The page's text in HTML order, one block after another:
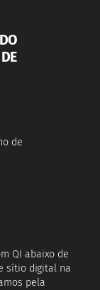
de
QI abaixo de
sítio digital na
pela